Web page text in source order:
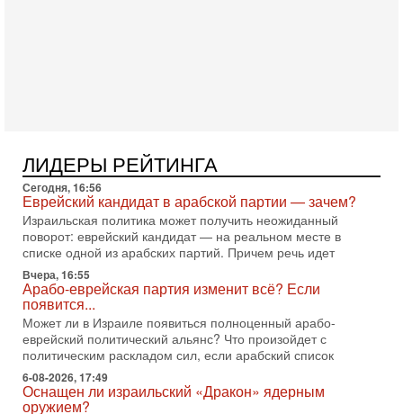
03/08/2026
Президент США Дональд Трамп объявил о возобновлении
переговоров с Ираном, но Тегеран пока не подтвердил
готовность к диалогу. По словам американского
2-08-2026, 08:42
Трамп отменил удар по Ирану - НОВОСТИ
02/08/2026
Президент США Дональд Трамп сегодня заявил об отмене
подготовленного удара по Ирану после обращений
Тегерана и других стран региона. По его словам,
1-08-2026, 17:50
«Русский голос» Израиля: кто заберет его на этот
раз?
Голоса русскоязычных репатриантов не раз кардинально
меняли политический ландшафт Израиля. Достаточно
ЛИДЕРЫ РЕЙТИНГА
Сегодня, 16:56
Еврейский кандидат в арабской партии — зачем?
Израильская политика может получить неожиданный
поворот: еврейский кандидат — на реальном месте в
списке одной из арабских партий. Причем речь идет
Вчера, 16:55
Арабо-еврейская партия изменит всё? Если
появится...
Может ли в Израиле появиться полноценный арабо-
еврейский политический альянс? Что произойдет с
политическим раскладом сил, если арабский список
6-08-2026, 17:49
Оснащен ли израильский «Дракон» ядерным
оружием?